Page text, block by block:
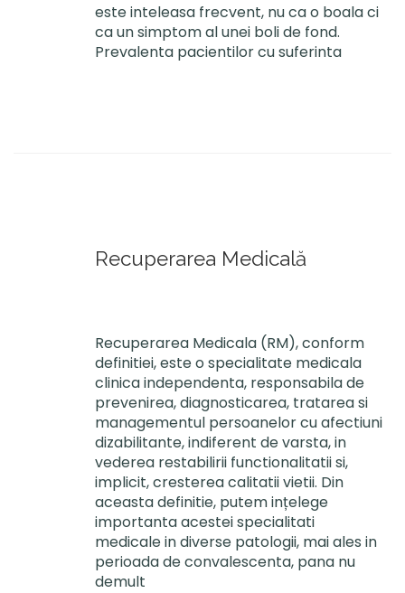
este inteleasa frecvent, nu ca o boala ci
ca un simptom al unei boli de fond.
Prevalenta pacientilor cu suferinta
Recuperarea Medicală
Recuperarea Medicala (RM), conform
definitiei, este o specialitate medicala
clinica independenta, responsabila de
prevenirea, diagnosticarea, tratarea si
managementul persoanelor cu afectiuni
dizabilitante, indiferent de varsta, in
vederea restabilirii functionalitatii si,
implicit, cresterea calitatii vietii. Din
aceasta definitie, putem ințelege
importanta acestei specialitati
medicale in diverse patologii, mai ales in
perioada de convalescenta, pana nu
demult